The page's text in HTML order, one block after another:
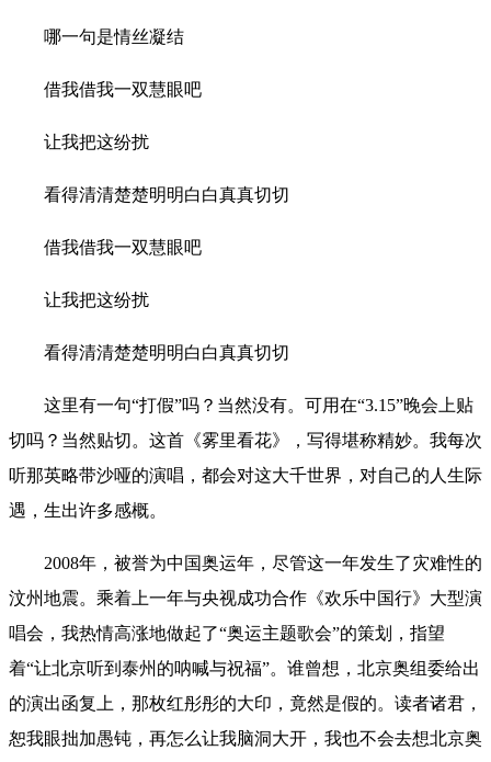
哪一句是情丝凝结
借我借我一双慧眼吧
让我把这纷扰
看得清清楚楚明明白白真真切切
借我借我一双慧眼吧
让我把这纷扰
看得清清楚楚明明白白真真切切
这里有一句“打假”吗？当然没有。可用在“3.15”晚会上贴
切吗？当然贴切。这首《雾里看花》，写得堪称精妙。我每次
听那英略带沙哑的演唱，都会对这大千世界，对自己的人生际
遇，生出许多感概。
2008年，被誉为中国奥运年，尽管这一年发生了灾难性的
汶州地震。乘着上一年与央视成功合作《欢乐中国行》大型演
唱会，我热情高涨地做起了“奥运主题歌会”的策划，指望
着“让北京听到泰州的呐喊与祝福”。谁曾想，北京奥组委给出
的演出函复上，那枚红彤彤的大印，竟然是假的。读者诸君，
恕我眼拙加愚钝，再怎么让我脑洞大开，我也不会去想北京奥